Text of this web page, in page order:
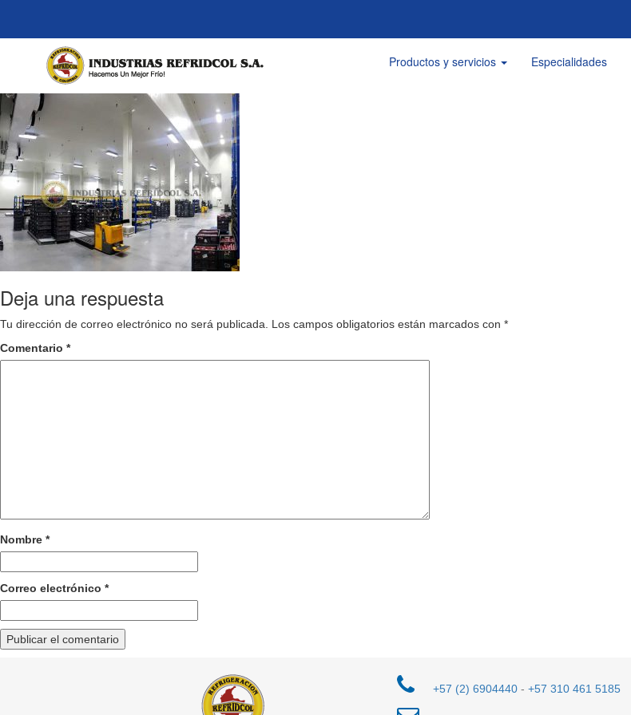
Productos y servicios Especialidades
Deja una respuesta
Tu dirección de correo electrónico no será publicada. Los campos obligatorios están marcados con *
Comentario *
Nombre *
Correo electrónico *
+57 (2) 6904440 - +57 310 461 5185